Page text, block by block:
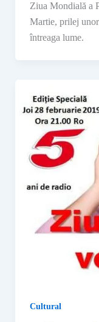
Ziua Mondială a
Martie, prilej
întreaga lume.
Cultural